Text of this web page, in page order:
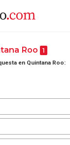
Roo 1
en Quintana Roo: